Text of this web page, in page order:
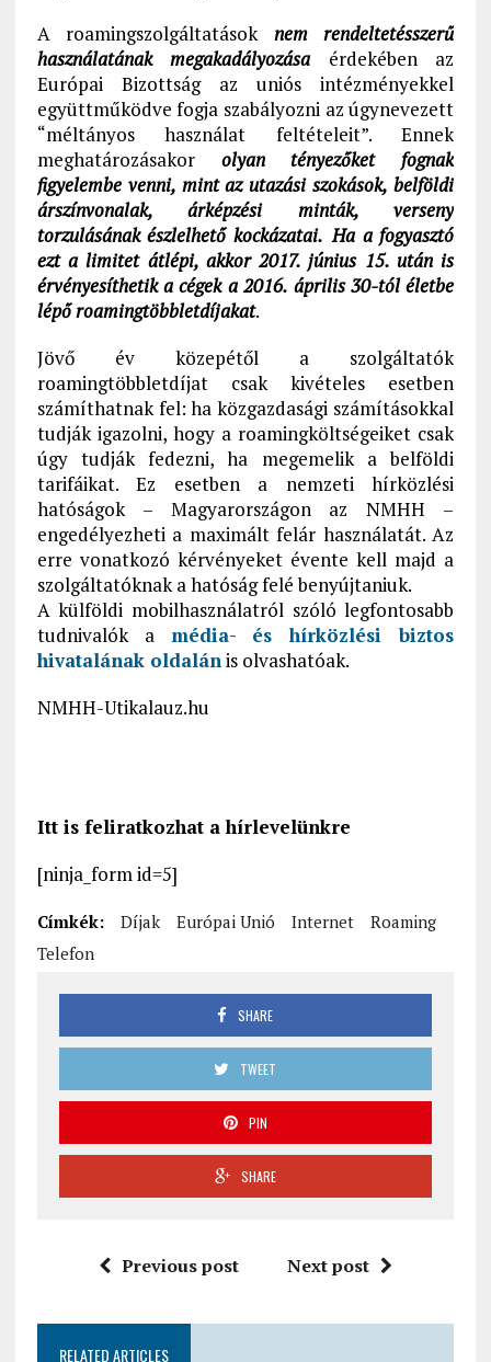
A roamingszolgáltatások nem rendeltetésszerű
használatának megakadályozásaérdekében az
Európai Bizottság az uniós intézményekkel
együttműködve fogja szabályozni az úgynevezett
“méltányos használat feltételeit”. Ennek
meghatározásakorolyan tényezőket fognak
figyelembe venni, mint az utazási szokások, belföldi
árszínvonalak, árképzési minták, verseny
torzulásának észlelhető kockázatai. Ha a fogyasztó
ezt a limitet átlépi, akkor 2017. június 15. után is
érvényesíthetik a cégek a 2016. április 30-tól életbe
lépő roamingtöbbletdíjakat.
Jövő év közepétől a szolgáltatók
roamingtöbbletdíjat csak kivételes esetben
számíthatnak fel: ha közgazdasági számításokkal
tudják igazolni, hogy a roamingköltségeiket csak
úgy tudják fedezni, ha megemelik a belföldi
tarifáikat. Ez esetben a nemzeti hírközlési
hatóságok – Magyarországon az NMHH –
engedélyezheti a maximált felár használatát. Az
erre vonatkozó kérvényeket évente kell majd a
szolgáltatóknak a hatóság felé benyújtaniuk.
A külföldi mobilhasználatról szóló legfontosabb
tudnivalók a média- és hírközlési biztos
hivatalának oldalánis olvashatóak.
NMHH-Utikalauz.hu
Itt is feliratkozhat a hírlevelünkre
[ninja_form id=5]
Címkék: Díjak Európai Unió Internet
Roaming
Telefon
SHARE
TWEET
PIN
SHARE
Previous post Next post
RELATED ARTICLES